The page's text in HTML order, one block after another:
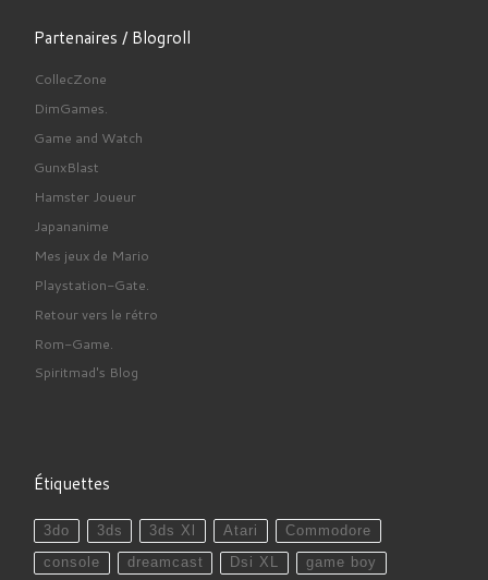
Partenaires / Blogroll
CollecZone
DimGames.
Game and Watch
GunxBlast
Hamster Joueur
Japananime
Mes jeux de Mario
Playstation-Gate.
Retour vers le rétro
Rom-Game.
Spiritmad's Blog
Étiquettes
3do 3ds 3ds Xl Atari Commodore
console dreamcast Dsi XL game boy